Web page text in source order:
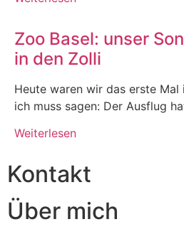
Zoo Basel: unser
in den Zolli
Heute waren wir das erste Mal
ich muss sagen: Der Ausflug
Weiterlesen
Kontakt
Über mich